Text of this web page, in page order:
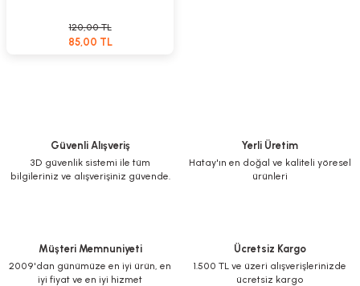
120,00 TL
85,00 TL
Güvenli Alışveriş
3D güvenlik sistemi ile tüm
bilgileriniz ve alışverişiniz güvende.
Yerli Üretim
Hatay'ın en doğal ve kaliteli yöresel
ürünleri
Müşteri Memnuniyeti
2009'dan günümüze en iyi ürün, en
iyi fiyat ve en iyi hizmet
Ücretsiz Kargo
1.500 TL ve üzeri alışverişlerinizde
ücretsiz kargo